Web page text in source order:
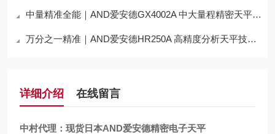
中量精准全能｜AND爱安德GX4002A 中大量程精密天平技术深度解析
万分之一精准｜AND爱安德HR250A 高精度分析天平技术深度解析
详细介绍 在线留言
中村代理：现货日本AND爱安德精密电子天平